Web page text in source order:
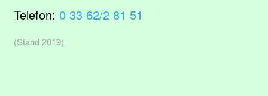
Telefon: 0 33 62/2 81 51
(Stand 2019)